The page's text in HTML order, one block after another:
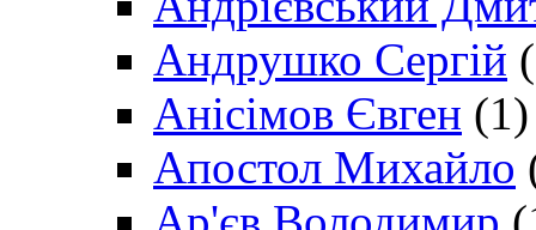
Андрушко Сергій
Анісімов Євген (1)
Апостол Михайло